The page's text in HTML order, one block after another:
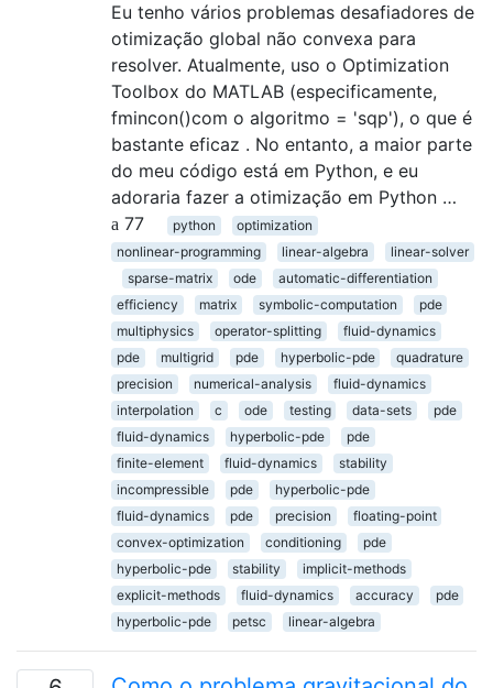
Eu tenho vários problemas desafiadores de
otimização global não convexa para
resolver. Atualmente, uso o Optimization
Toolbox do MATLAB (especificamente,
fmincon()com o algoritmo = 'sqp'), o que é
bastante eficaz . No entanto, a maior parte
do meu código está em Python, e eu
adoraria fazer a otimização em Python …
77
python
optimization
nonlinear-programming
linear-algebra
linear-solver
sparse-matrix
ode
automatic-differentiation
efficiency
matrix symbolic-computation
pde
multiphysics
operator-splitting
fluid-dynamics
pde
multigrid pde hyperbolic-pde
quadrature
precision
numerical-analysis
fluid-dynamics
interpolation
c ode testing data-sets
pde
fluid-dynamics
hyperbolic-pde
pde
finite-element
fluid-dynamics
stability
incompressible
pde
hyperbolic-pde
fluid-dynamics
pde precision
floating-point
convex-optimization
conditioning
pde
hyperbolic-pde
stability
implicit-methods
explicit-methods
fluid-dynamics accuracy
pde
hyperbolic-pde
petsc linear-algebra